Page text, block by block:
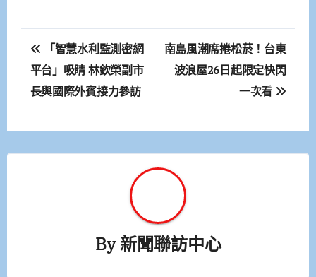
文
章
導
覽
「智慧水利監測密網
平台」吸睛 林欽榮副市
長與國際外賓接力參訪
南島風潮席捲松菸！台東
波浪屋26日起限定快閃
一次看
By新聞聯訪中心